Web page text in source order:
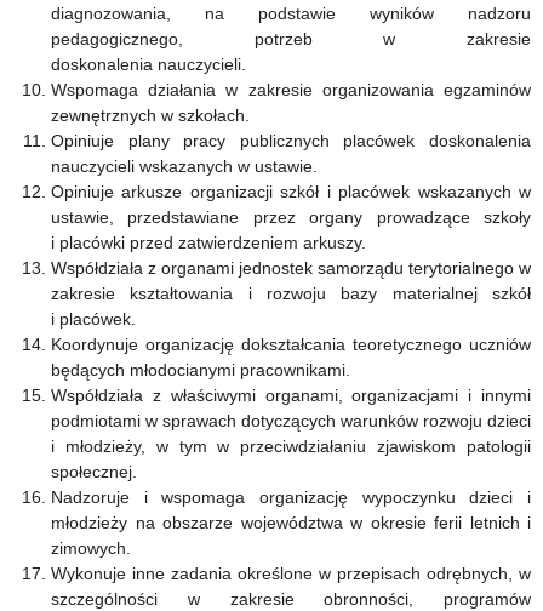
diagnozowania, na podstawie wyników nadzoru
pedagogicznego, potrzeb w zakresie
doskonalenia nauczycieli.
Wspomaga działania w zakresie organizowania egzaminów
zewnętrznych w szkołach.
Opiniuje plany pracy publicznych placówek doskonalenia
nauczycieli wskazanych w ustawie.
Opiniuje arkusze organizacji szkół i placówek wskazanych w
ustawie, przedstawiane przez organy prowadzące szkoły
i placówki przed zatwierdzeniem arkuszy.
Współdziała z organami jednostek samorządu terytorialnego w
zakresie kształtowania i rozwoju bazy materialnej szkół
i placówek.
Koordynuje organizację dokształcania teoretycznego uczniów
będących młodocianymi pracownikami.
Współdziała z właściwymi organami, organizacjami i innymi
podmiotami w sprawach dotyczących warunków rozwoju dzieci
i młodzieży, w tym w przeciwdziałaniu zjawiskom patologii
społecznej.
Nadzoruje i wspomaga organizację wypoczynku dzieci i
młodzieży na obszarze województwa w okresie ferii letnich i
zimowych.
Wykonuje inne zadania określone w przepisach odrębnych, w
szczególności w zakresie obronności, programów